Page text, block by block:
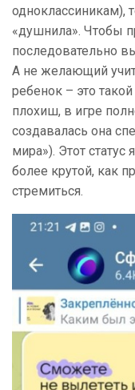
одноклассиникам),
«душнила». Чтобы
последовательно
А не желающий
ребенок – это
плохиш, в игре
создавалась она
мира»). Этот статус
более крутой, как
стремиться.